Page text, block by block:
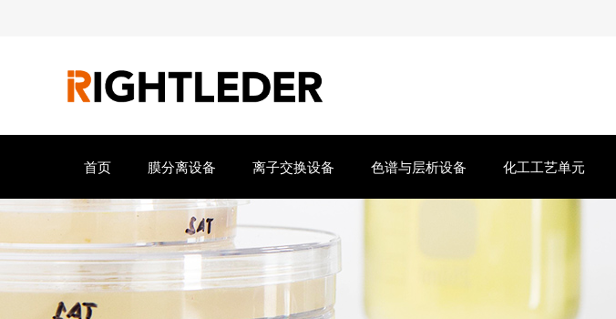
首页 膜分离设备 离子交换设备 色谱与层析设备 化工工艺单元